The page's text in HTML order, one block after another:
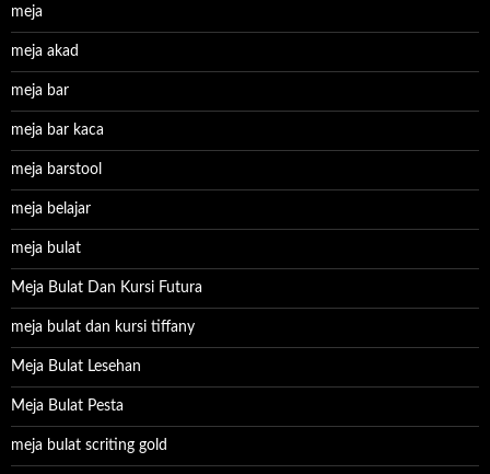
meja
meja akad
meja bar
meja bar kaca
meja barstool
meja belajar
meja bulat
Meja Bulat Dan Kursi Futura
meja bulat dan kursi tiffany
Meja Bulat Lesehan
Meja Bulat Pesta
meja bulat scriting gold